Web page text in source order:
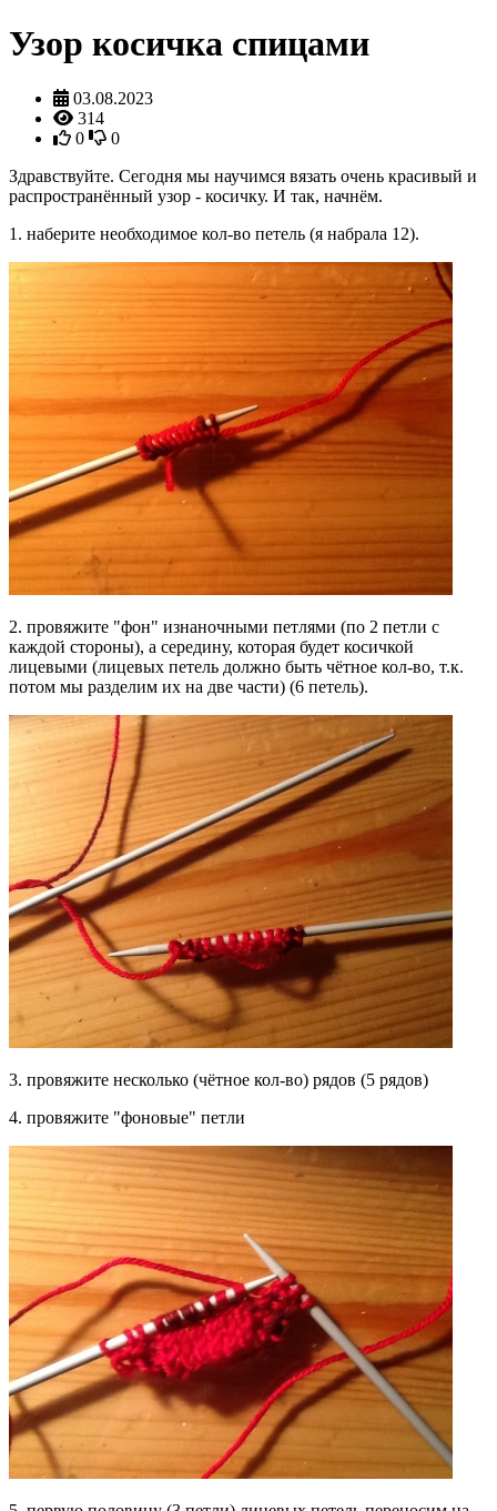
Узор косичка спицами
03.08.2023
314
0
0
Здравствуйте. Сегодня мы научимся вязать очень красивый и
распространённый узор - косичку. И так, начнём.
1. наберите необходимое кол-во петель (я набрала 12).
2. провяжите "фон" изнаночными петлями (по 2 петли с
каждой стороны), а середину, которая будет косичкой
лицевыми (лицевых петель должно быть чётное кол-во, т.к.
потом мы разделим их на две части) (6 петель).
3. провяжите несколько (чётное кол-во) рядов (5 рядов)
4. провяжите "фоновые" петли